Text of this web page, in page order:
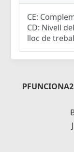
CE:
CD: Nivell
lloc de